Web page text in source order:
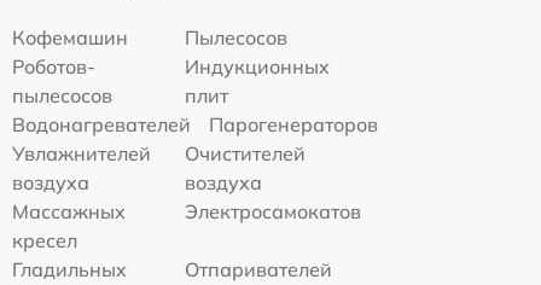
Кофемашин
Пылесосов
Роботов-
пылесосов
Индукционных
плит
Водонагревателей
Парогенераторов
Увлажнителей
воздуха
Очистителей
воздуха
Массажных
кресел
Электросамокатов
Гладильных
Отпаривателей